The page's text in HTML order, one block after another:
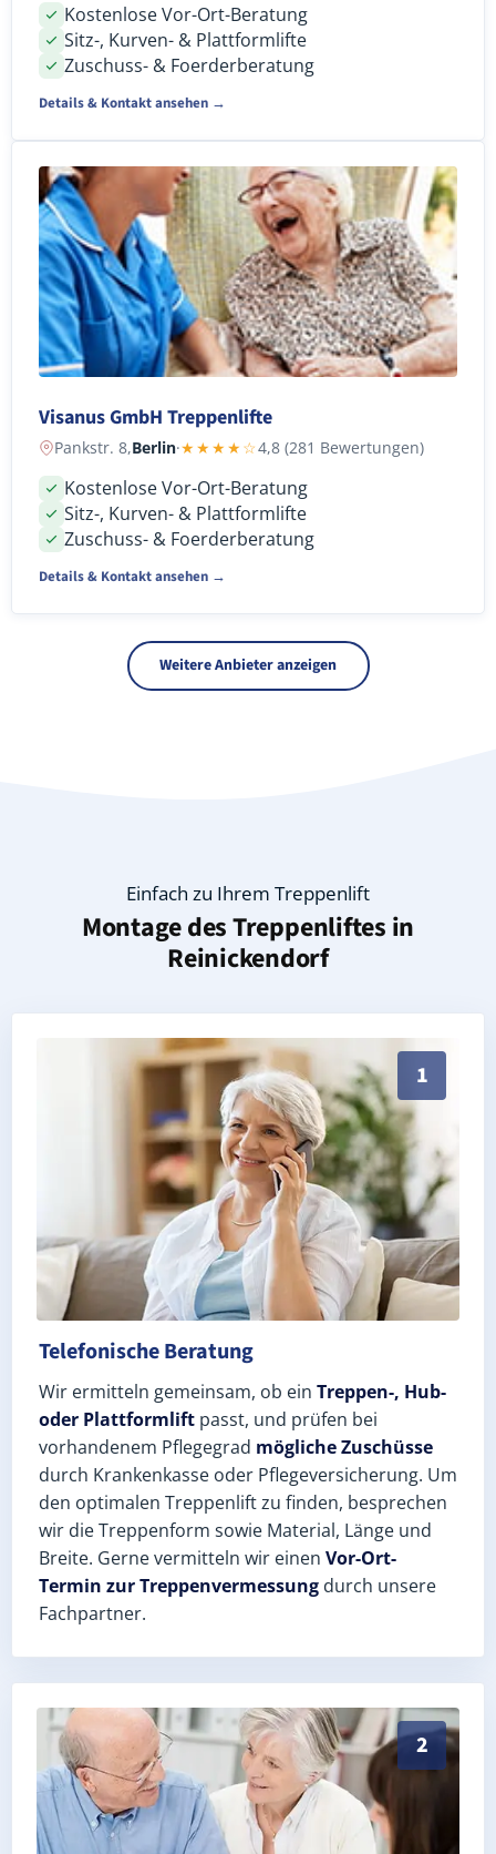
Kostenlose Vor-Ort-Beratung
Sitz-, Kurven- & Plattformlifte
Zuschuss- & Foerderberatung
Details & Kontakt ansehen →
Visanus GmbH Treppenlifte
Pankstr. 8,Berlin·★★★★☆4,8 (281 Bewertungen)
Kostenlose Vor-Ort-Beratung
Sitz-, Kurven- & Plattformlifte
Zuschuss- & Foerderberatung
Details & Kontakt ansehen →
Weitere Anbieter anzeigen
Einfach zu Ihrem Treppenlift
Montage des Treppenliftes in
Reinickendorf
1
Persönliche Treppenlift-Beratung in Reinickendorf
Telefonische Beratung
Wir ermitteln gemeinsam, ob ein Treppen-, Hub-
oder Plattformlift passt, und prüfen bei
vorhandenem Pflegegrad mögliche Zuschüsse
durch Krankenkasse oder Pflegeversicherung. Um
den optimalen Treppenlift zu finden, besprechen
wir die Treppenform sowie Material, Länge und
Breite. Gerne vermitteln wir einen Vor-Ort-
Termin zur Treppenvermessung durch unsere
Fachpartner.
2
Exaktes Aufmaß in Reinickendorf (Berlin) –